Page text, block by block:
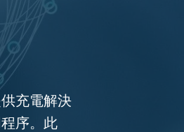
充電解決
序。此